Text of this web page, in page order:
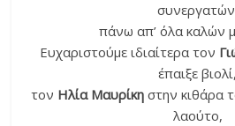
πάνω απ’ όλα καλών
Ευχαριστούμε ιδιαίτερα τον
έπαιξε βιολί,
τον Ηλία Μαυρίκηστην κιθάρα
λαούτο,